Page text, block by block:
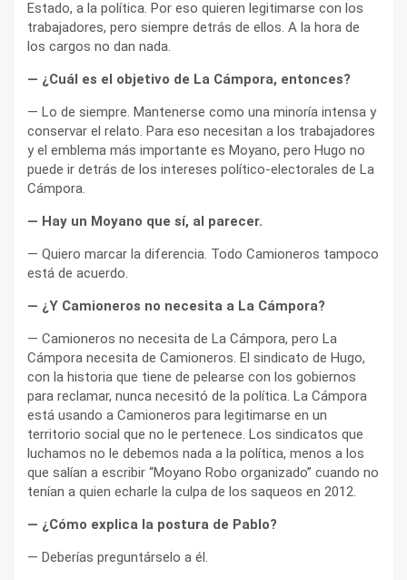
Estado, a la política. Por eso quieren legitimarse con los
trabajadores, pero siempre detrás de ellos. A la hora de
los cargos no dan nada.
— ¿Cuál es el objetivo de La Cámpora, entonces?
— Lo de siempre. Mantenerse como una minoría intensa y
conservar el relato. Para eso necesitan a los trabajadores
y el emblema más importante es Moyano, pero Hugo no
puede ir detrás de los intereses político-electorales de La
Cámpora.
— Hay un Moyano que sí, al parecer.
— Quiero marcar la diferencia. Todo Camioneros tampoco
está de acuerdo.
— ¿Y Camioneros no necesita a La Cámpora?
— Camioneros no necesita de La Cámpora, pero La
Cámpora necesita de Camioneros. El sindicato de Hugo,
con la historia que tiene de pelearse con los gobiernos
para reclamar, nunca necesitó de la política. La Cámpora
está usando a Camioneros para legitimarse en un
territorio social que no le pertenece. Los sindicatos que
luchamos no le debemos nada a la política, menos a los
que salían a escribir “Moyano Robo organizado” cuando no
tenían a quien echarle la culpa de los saqueos en 2012.
— ¿Cómo explica la postura de Pablo?
— Deberías preguntárselo a él.